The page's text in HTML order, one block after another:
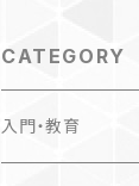
CATEGORY
入門・教育